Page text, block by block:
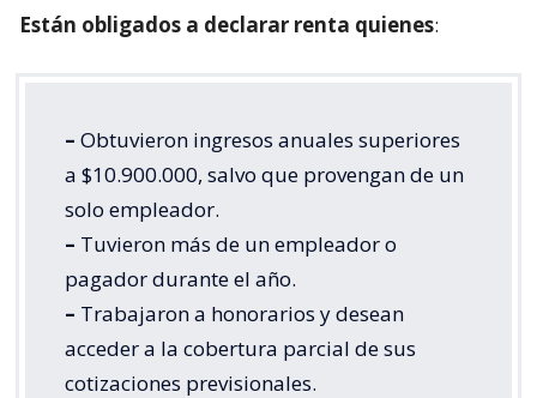
Están obligados a declarar renta quienes:
– Obtuvieron ingresos anuales superiores
a $10.900.000, salvo que provengan de un
solo empleador.
– Tuvieron más de un empleador o
pagador durante el año.
– Trabajaron a honorarios y desean
acceder a la cobertura parcial de sus
cotizaciones previsionales.